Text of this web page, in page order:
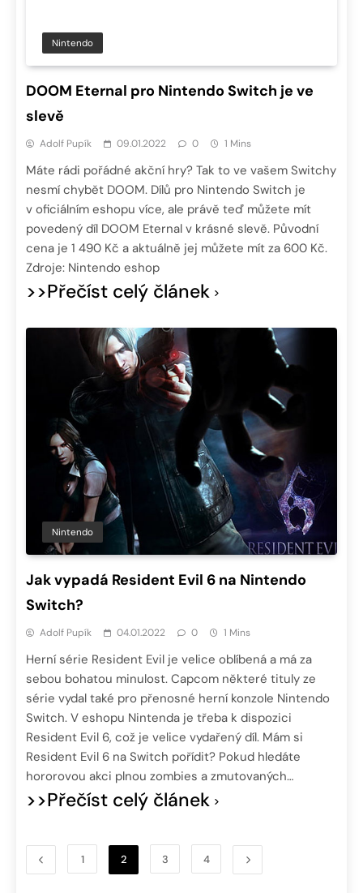
Nintendo
DOOM Eternal pro Nintendo Switch je ve
slevě
Adolf Pupík 09.01.2022 0 1 Mins
Máte rádi pořádné akční hry? Tak to ve vašem Switchy
nesmí chybět DOOM. Dílů pro Nintendo Switch je
v oficiálním eshopu více, ale právě teď můžete mít
povedený díl DOOM Eternal v krásné slevě. Původní
cena je 1 490 Kč a aktuálně jej můžete mít za 600 Kč.
Zdroje: Nintendo eshop
>>Přečíst celý článek
Nintendo
Jak vypadá Resident Evil 6 na Nintendo
Switch?
Adolf Pupík 04.01.2022 0 1 Mins
Herní série Resident Evil je velice oblíbená a má za
sebou bohatou minulost. Capcom některé tituly ze
série vydal také pro přenosné herní konzole Nintendo
Switch. V eshopu Nintenda je třeba k dispozici
Resident Evil 6, což je velice vydařený díl. Mám si
Resident Evil 6 na Switch pořídit? Pokud hledáte
hororovou akci plnou zombies a zmutovaných…
>>Přečíst celý článek
1 2 3 4